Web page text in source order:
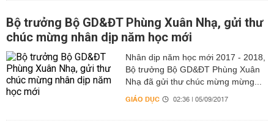
Bộ trưởng Bộ GD&ĐT Phùng Xuân Nhạ, gửi thư
chúc mừng nhân dịp năm học mới
Nhân dịp năm học mới 2017 - 2018,
Bộ trưởng Bộ GD&ĐT Phùng Xuân
Nhạ đã gửi thư chúc mừng mừng...
GIÁO DỤC 02:36 | 05/09/2017